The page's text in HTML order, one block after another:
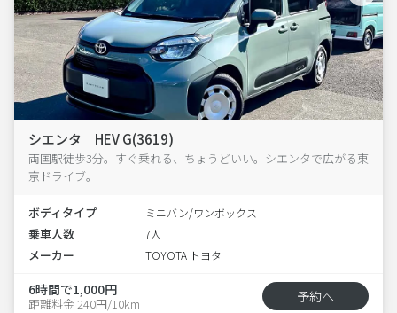
シエンタ HEV G(3619)
両国駅徒歩3分。すぐ乗れる、ちょうどいい。シエンタで広がる東
京ドライブ。
ボディタイプ ミニバン/ワンボックス
乗車人数 7人
メーカー TOYOTA トヨタ
6時間で1,000円
距離料金 240円/10km 予約へ